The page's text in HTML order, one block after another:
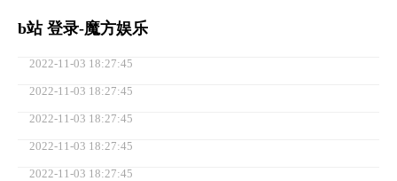
b站 登录-魔方娱乐
2022-11-03 18:27:45
2022-11-03 18:27:45
2022-11-03 18:27:45
2022-11-03 18:27:45
2022-11-03 18:27:45